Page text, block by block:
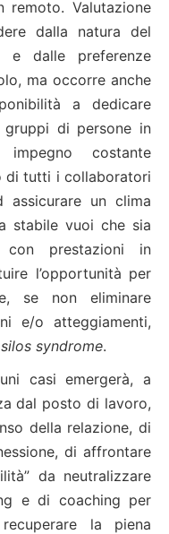
Valutazione
dalla natura del
e dalle preferenze
ma occorre anche
a dedicare
di persone in
costante
di tutti i collaboratori
un clima
stabile vuoi che sia
con prestazioni in
l’opportunità per
se non eliminare
e/o atteggiamenti,
silos syndrome.
casi emergerà, a
dal posto di lavoro,
della relazione, di
di affrontare
da neutralizzare
e di coaching per
la piena